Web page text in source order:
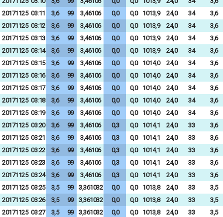
20171125 03:11 3,6 99 3,46106 0,0 0,0 1013,9 24,0 34
3,6
20171125 03:12 3,6 99 3,46106 0,0 0,0 1013,9 24,0 34
3,6
20171125 03:13 3,6 99 3,46106 0,0 0,0 1013,9 24,0 34
3,6
20171125 03:14 3,6 99 3,46106 0,0 0,0 1013,9 24,0 34
3,6
20171125 03:15 3,6 99 3,46106 0,0 0,0 1014,0 24,0 34
3,6
20171125 03:16 3,6 99 3,46106 0,0 0,0 1014,0 24,0 34
3,6
20171125 03:17 3,6 99 3,46106 0,0 0,0 1014,0 24,0 34
3,6
20171125 03:18 3,6 99 3,46106 0,0 0,0 1014,0 24,0 34
3,6
20171125 03:19 3,6 99 3,46106 0,0 0,0 1014,0 24,0 34
3,6
20171125 03:20 3,6 99 3,46106 0,3 0,0 1014,1 24,0 33
3,6
20171125 03:21 3,6 99 3,46106 0,3 0,0 1014,1 24,0 33
3,6
20171125 03:22 3,6 99 3,46106 0,3 0,0 1014,1 24,0 33
3,6
20171125 03:23 3,6 99 3,46106 0,3 0,0 1014,1 24,0 33
3,6
20171125 03:24 3,6 99 3,46106 0,3 0,0 1014,1 24,0 33
3,6
20171125 03:25 3,5 99 3,361032 0,0 0,0 1013,8 24,0 33
3,5
20171125 03:26 3,5 99 3,361032 0,0 0,0 1013,8 24,0 33
3,5
20171125 03:27 3,5 99 3,361032 0,0 0,0 1013,8 24,0 33
3,5